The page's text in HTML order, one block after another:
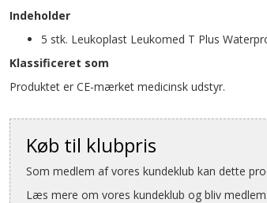
Indeholder
5 stk. Leukoplast Leukomed T Plus
Klassificeret som
Produktet er CE-mærket medicinsk udstyr.
Køb til klubpris
Som medlem af vores kundeklub kan dette
Læs mere om vores kundeklub og bliv medlem.